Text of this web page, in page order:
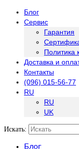
Блог
Сервис
Гарантия
Политика
Доставка и
Контакты
(096) 015-56-77
RU
RU
UK
Искать:
Блог